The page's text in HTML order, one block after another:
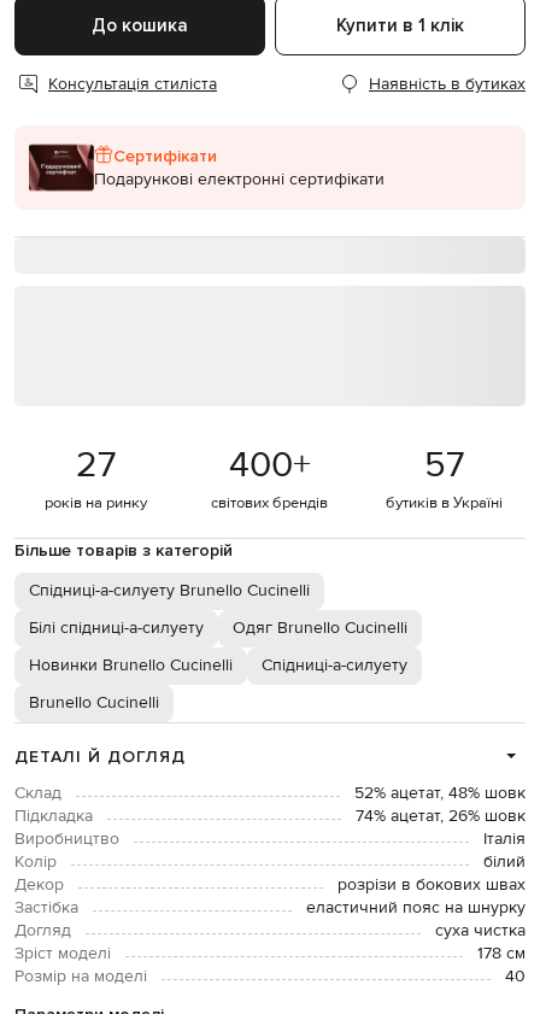
До кошика Купити в 1 клік
Консультація стиліста Наявність в бутиках
Сертифікати
Подарункові електронні сертифікати
27
років на ринку
400+
світових брендів
57
бутиків в Україні
Більше товарів з категорій
Спідниці-а-силуету Brunello Cucinelli
Білі спідниці-а-силуету
Одяг Brunello Cucinelli
Новинки Brunello Cucinelli
Спідниці-а-силуету
Brunello Cucinelli
ДЕТАЛІ Й ДОГЛЯД
Склад
52% ацетат, 48% шовк
Підкладка
74% ацетат, 26% шовк
Виробництво
Італія
Колір
білий
Декор
розрізи в бокових швах
Застібка
еластичний пояс на шнурку
Догляд
суха чистка
Зріст моделі
178 см
Розмір на моделі
40